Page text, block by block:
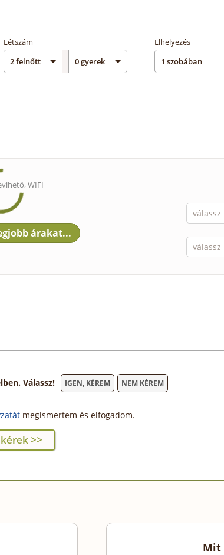
Létszám Elhelyezés
, WIFI
Válassz! IGEN, KÉREM NEM KÉREM
megismertem és elfogadom.
Mit